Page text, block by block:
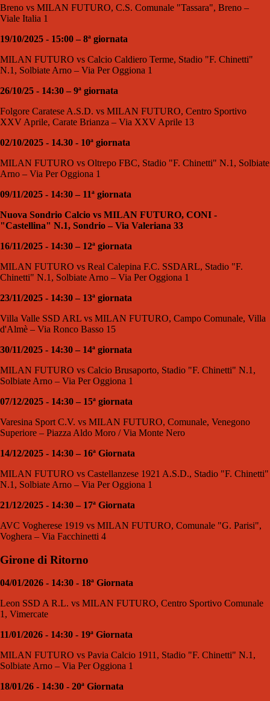
Breno vs MILAN FUTURO, C.S. Comunale "Tassara", Breno –
Viale Italia 1
19/10/2025 - 15:00 – 8ª giornata
MILAN FUTURO vs Calcio Caldiero Terme, Stadio "F. Chinetti"
N.1, Solbiate Arno – Via Per Oggiona 1
26/10/25 - 14:30 – 9ª giornata
Folgore Caratese A.S.D. vs MILAN FUTURO, Centro Sportivo
XXV Aprile, Carate Brianza – Via XXV Aprile 13
02/10/2025 - 14.30 - 10ª giornata
MILAN FUTURO vs Oltrepo FBC, Stadio "F. Chinetti" N.1, Solbiate
Arno – Via Per Oggiona 1
09/11/2025 - 14:30 – 11ª giornata
Nuova Sondrio Calcio vs MILAN FUTURO, CONI -
"Castellina" N.1, Sondrio – Via Valeriana 33
16/11/2025 - 14:30 – 12ª giornata
MILAN FUTURO vs Real Calepina F.C. SSDARL, Stadio "F.
Chinetti" N.1, Solbiate Arno – Via Per Oggiona 1
23/11/2025 - 14:30 – 13ª giornata
Villa Valle SSD ARL vs MILAN FUTURO, Campo Comunale, Villa
d'Almè – Via Ronco Basso 15
30/11/2025 - 14:30 – 14ª giornata
MILAN FUTURO vs Calcio Brusaporto, Stadio "F. Chinetti" N.1,
Solbiate Arno – Via Per Oggiona 1
07/12/2025 - 14:30 – 15ª giornata
Varesina Sport C.V. vs MILAN FUTURO, Comunale, Venegono
Superiore – Piazza Aldo Moro / Via Monte Nero
14/12/2025 - 14:30 – 16ª Giornata
MILAN FUTURO vs Castellanzese 1921 A.S.D., Stadio "F. Chinetti"
N.1, Solbiate Arno – Via Per Oggiona 1
21/12/2025 - 14:30 – 17ª Giornata
AVC Vogherese 1919 vs MILAN FUTURO, Comunale "G. Parisi",
Voghera – Via Facchinetti 4
Girone di Ritorno
04/01/2026 - 14:30 - 18ª Giornata
Leon SSD A R.L. vs MILAN FUTURO, Centro Sportivo Comunale
1, Vimercate
11/01/2026 - 14:30 - 19ª Giornata
MILAN FUTURO vs Pavia Calcio 1911, Stadio "F. Chinetti" N.1,
Solbiate Arno – Via Per Oggiona 1
18/01/26 - 14:30 - 20ª Giornata